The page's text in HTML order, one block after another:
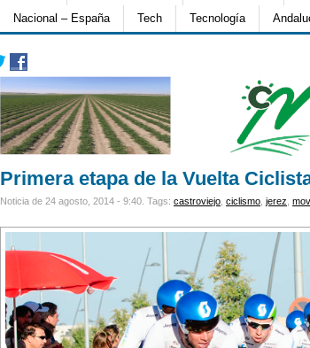
Nacional – España
Tech Tecnología
Primera etapa de la Vuelta
Noticia de 24 agosto, 2014 - 9:40. Tags: castroviejo ciclismo jerez